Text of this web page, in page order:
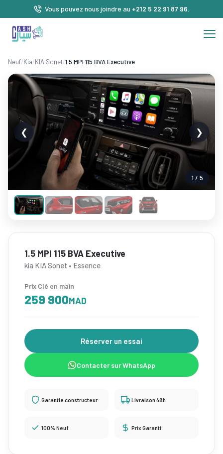
Vous pouvez nous joindre au +212 5 22 91 87 96
Neuf/Kia/KIA Sonet/1.5 MPI 115 BVA Executive
1 / 5
❮ ❯
1.5 MPI 115 BVA Executive
kia KIA Sonet • Essence
Prix Clé en main
259 900MAD
Réserver un essai
Contacter sur WhatsApp
Garantie constructeur Livraison 48h
100% Neuf Prix Garanti